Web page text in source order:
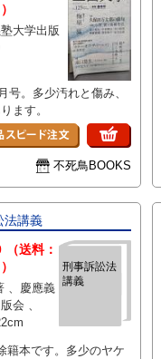
塾大学出版
号。多少汚れと傷み、
ます。
不死鳥BOOKS
法講義
刑事訴訟法
講義
（送料：
、
、22cm
籍本です。多少のヤケ